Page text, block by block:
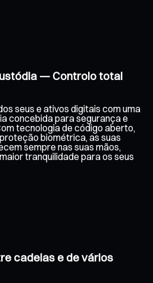
— Controlo total
seus e ativos digitais com uma
concebida para segurança e
tecnologia de código aberto,
biométrica, as suas
sempre nas suas mãos,
tranquilidade para os seus
cadeias e de vários